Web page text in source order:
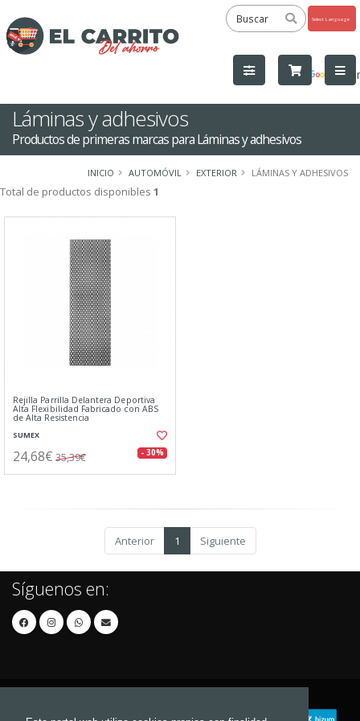
by
Láminas y adhesivos
Productos de primeras marcas para Láminas y adhesivos
INICIO AUTOMÓVIL EXTERIOR LÁMINAS Y ADHESIVOS
Total de productos disponibles 1
Rejilla Parrilla Delantera Deportiva
Alta Flexibilidad Fabricado con ABS
de Alta Resistencia
SUMEX
24,68€ 35,39€ - 30%
Anterior 1 Siguiente
Síguenos en: